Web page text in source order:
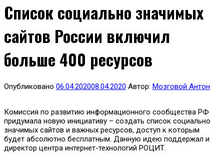
Список социально значимых
сайтов России включил
больше 400 ресурсов
Опубликовано 06.04.202008.04.2020 Автор: Мозговой Антон
Комиссия по развитию информационного сообщества РФ
придумала новую инициативу – создать список социально
значимых сайтов и важных ресурсов, доступ к которым
будет абсолютно бесплатным. Данную идею поддержал и
директор центра интернет-технологий РОЦИТ.